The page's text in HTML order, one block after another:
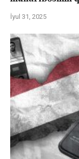
İyul 31, 2025